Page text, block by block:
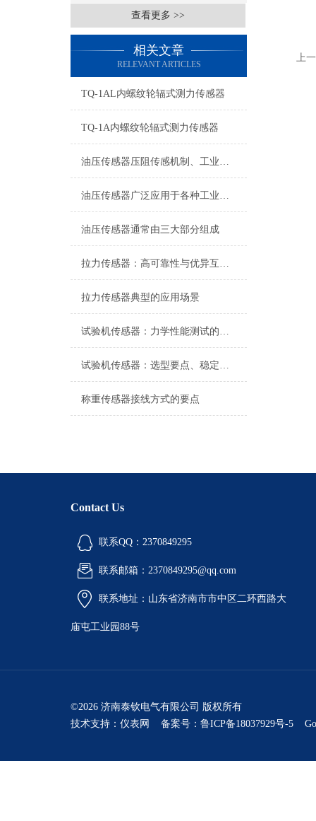
查看更多 >>
相关文章
RELEVANT ARTICLES
TQ-1AL内螺纹轮辐式测力传感器
TQ-1A内螺纹轮辐式测力传感器
油压传感器压阻传感机制、工业工况适配与标准化运维管理
油压传感器广泛应用于各种工业自控环境
油压传感器通常由三大部分组成
拉力传感器：高可靠性与优异互换性的技术解析
拉力传感器典型的应用场景
试验机传感器：力学性能测试的核心组件解析
试验机传感器：选型要点、稳定性及分类详解
称重传感器接线方式的要点
上
Contact Us
联系QQ：2370849295
联系邮箱：2370849295@qq.com
联系地址：山东省济南市市中区二环西路大
庙屯工业园88号
©2026 济南泰钦电气有限公司 版权所有
技术支持： 仪表网 备案号：鲁ICP备18037929号-5